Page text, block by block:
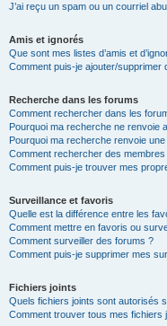
J’ai reçu un spam ou un courriel
Amis et ignorés
Que sont mes listes d’amis et
Comment puis-je ajouter/supprimer
Recherche dans les forums
Comment rechercher dans les
Pourquoi ma recherche ne renvoie
Pourquoi ma recherche renvoie
Comment rechercher des membres
Comment puis-je trouver mes
Surveillance et favoris
Quelle est la différence entre les
Comment mettre en favoris ou
Comment surveiller des forums ?
Comment puis-je supprimer mes
Fichiers joints
Quels fichiers joints sont autorisés
Comment trouver tous mes fichiers